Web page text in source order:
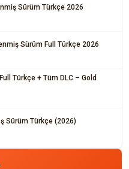
Sürüm Türkçe 2026
Sürüm Full Türkçe 2026
Türkçe + Tüm DLC – Gold
Sürüm Türkçe (2026)